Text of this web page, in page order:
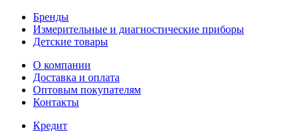
Бренды
Измерительные и диагностические приборы
Детские товары
О компании
Доставка и оплата
Оптовым покупателям
Контакты
Кредит